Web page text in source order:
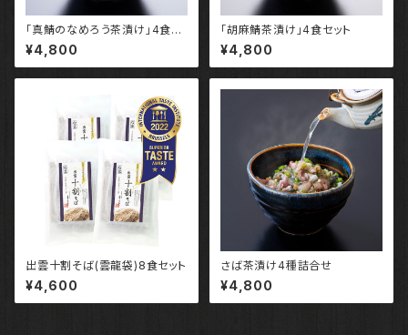
「真鯖のなめろう茶漬け」4食セ
ット
¥4,800
「胡麻鯖茶漬け」4食セット
¥4,800
出雲十割そば(雲龍袋)8食セット
¥4,600
さば茶漬け4種詰合せ
¥4,800